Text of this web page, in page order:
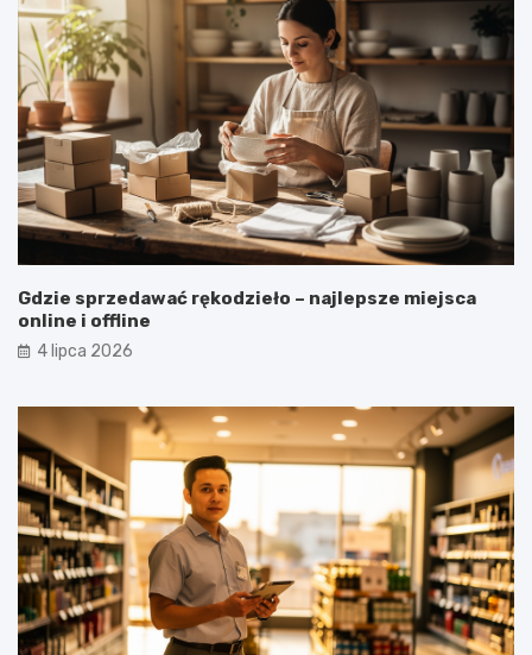
Gdzie sprzedawać rękodzieło – najlepsze miejsca
online i offline
4 lipca 2026